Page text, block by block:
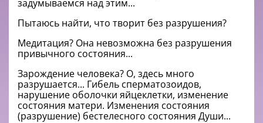
задумываемся над этим...
Пытаюсь найти, что творит без разрушения?
Медитация? Она невозможна без разрушения
привычного состояния...
Зарождение человека? О, здесь много
разрушается... Гибель сперматозоидов,
нарушение оболочки яйцеклетки, изменение
состояния матери. Изменения состояния
(разрушение) бестелесного состояния Души...